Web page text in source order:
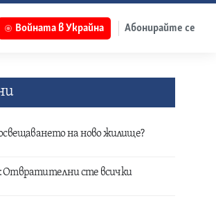
Войната в Украйна Абонирайте се
на ново жилище?
Отвратителни сте всички